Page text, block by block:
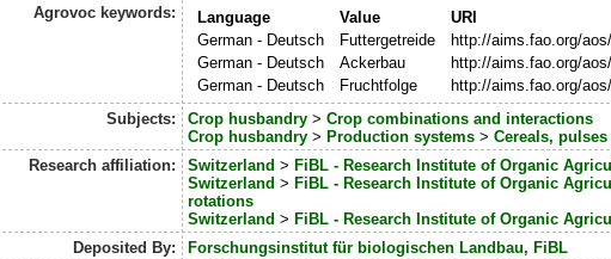
Agrovoc keywords:
Language Value
URI
German - Deutsch
Futtergetreide
http://aims.fao.org/
German - Deutsch
Ackerbau
http://aims.fao.org/
German - Deutsch
Fruchtfolge
http://aims.fao.org/
Subjects:
Crop husbandry> Crop combinations and interactions
Crop husbandry> Production systems> Cereals,
Research affiliation:
Switzerland > FiBL - Research Institute of Organic
Switzerland > FiBL - Research Institute of Organic
rotations
Switzerland > FiBL - Research Institute of Organic
Deposited By:
Forschungsinstitut für biologischen Landbau, FiBL